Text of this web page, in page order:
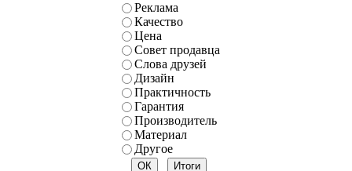
Реклама
Качество
Цена
Совет продавца
Слова друзей
Дизайн
Практичность
Гарантия
Производитель
Материал
Другое